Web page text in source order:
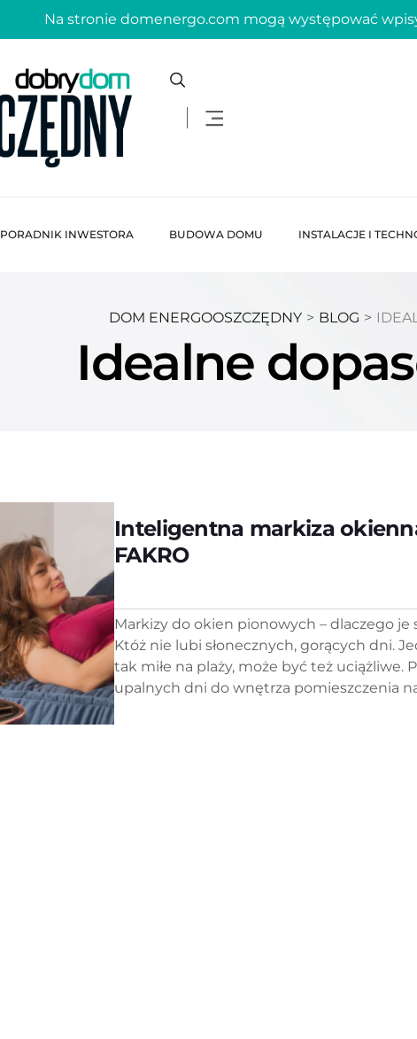
Na stronie domenergo.com mogą występować
PORADNIK INWESTORA BUDOWA DOMU INSTALACJE I
DOM ENERGOOSZCZĘDNY > BLOG >
Idealne
Inteligentna markiza
FAKRO
Markizy do okien pionowych – dlaczego je
Któż nie lubi słonecznych, gorących dni.
tak miłe na plaży, może być też uciążliwe.
upalnych dni do wnętrza pomieszczenia